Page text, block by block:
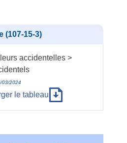
(107-15-3)
accidentelles >
03/2024
le tableau